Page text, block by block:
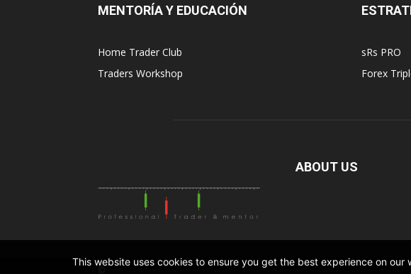
This website uses cookies to ensure you get the best experience on our
MENTORÍA Y EDUCACIÓN
Home Trader Club
Traders Workshop
sRs PRO
Forex
ABOUT US